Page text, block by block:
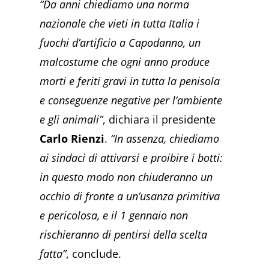
“Da anni chiediamo una norma
nazionale che vieti in tutta Italia i
fuochi d’artificio a Capodanno, un
malcostume che ogni anno produce
morti e feriti gravi in tutta la penisola
e conseguenze negative per l’ambiente
e gli animali”, dichiara il presidente
Carlo Rienzi. “In assenza, chiediamo
ai sindaci di attivarsi e proibire i botti:
in questo modo non chiuderanno un
occhio di fronte a un’usanza primitiva
e pericolosa, e il 1 gennaio non
rischieranno di pentirsi della scelta
fatta”, conclude.